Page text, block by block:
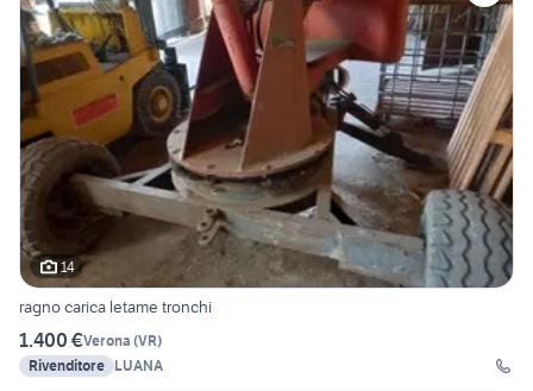
14
ragno carica letame tronchi
1.400 €Verona (VR)
Rivenditore LUANA